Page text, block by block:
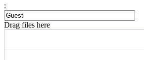
:
Drag files here